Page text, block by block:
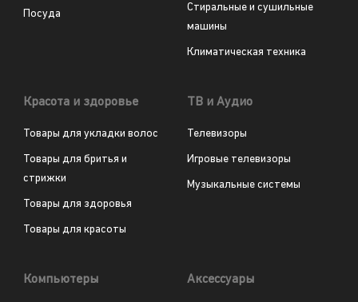
Посуда
Стиральные и сушильные
машины
Климатическая техника
Красота и здоровье
Товары для укладки волос
Товары для бритья и
стрижки
Товары для здоровья
Товары для красоты
ТВ и Аудио
Телевизоры
Игровые телевизоры
Музыкальные системы
Компьютеры Аксессуары